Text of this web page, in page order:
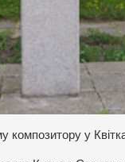
композитору у